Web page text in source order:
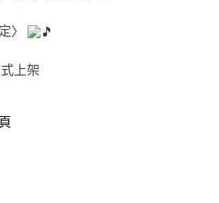
〉
上架